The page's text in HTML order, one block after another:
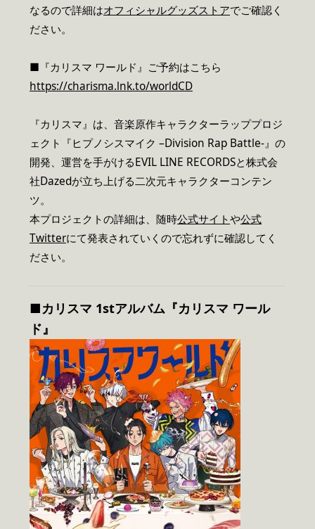
なるので詳細はオフィシャルグッズストアでご確認く
ださい。
■『カリスマ ワールド』ご予約はこちら
https://charisma.lnk.to/worldCD
『カリスマ』は、音楽原作キャラクターラッププロジ
ェクト『ヒプノシスマイク –Division Rap Battle-』の
開発、運営を手がけるEVIL LINE RECORDSと株式会
社Dazedが立ち上げる二次元キャラクターコンテン
ツ。
本プロジェクトの詳細は、随時公式サイトや公式
Twitterにて発表されていくので忘れずに確認してく
ださい。
■カリスマ 1stアルバム『カリスマ ワール
ド』